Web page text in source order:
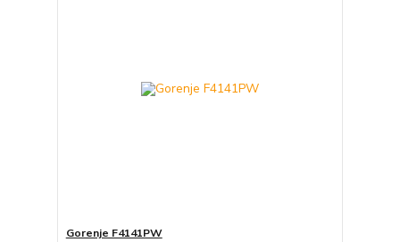
Gorenje F4141PW